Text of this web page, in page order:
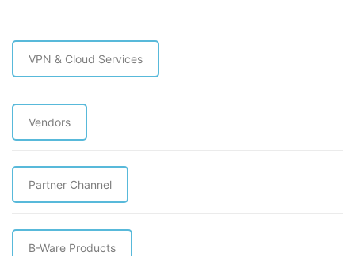
VPN & Cloud Services
Vendors
Partner Channel
B-Ware Products